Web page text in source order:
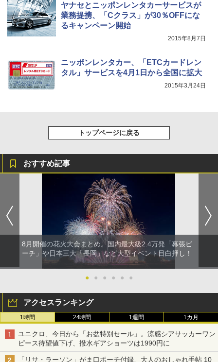
ヤナセとニッポンレンタカーサービスが
業務提携、「Cクラス」が30％OFFにな
るキャンペーン開始
2015年8月7日
ニッポンレンタカー、「ETCカードレン
タル」サービスを4月1日から全国に拡大
2015年3月24日
トップページに戻る
おすすめ記事
8月開催の花火大会まとめ。国内最大級2.4万発「幕張ビ
ーチ」や日本三大「長岡」など大型イベント目白押し！
● ● ● ● ● ●
アクセスランキング
1時間 24時間 1週間 1カ月
ユニクロ、今日から「お盆特別セール」。涼感シアサッカーワン
ピース待望値下げ、撥水ギアショーツは1990円に
「リサ・ラーソン」がま口ポーチ付録、大人のおしゃれ手帖 10